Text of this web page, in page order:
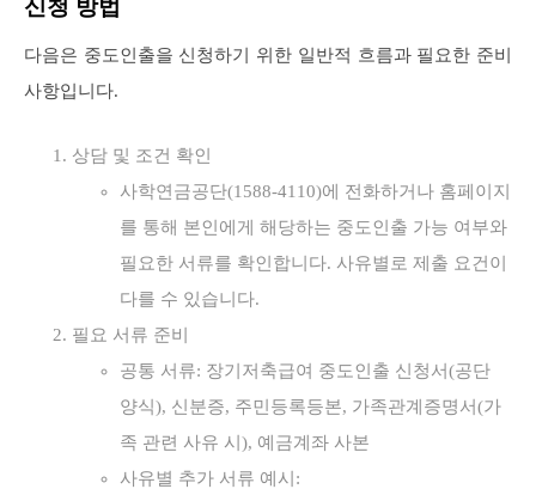
신청 방법
다음은 중도인출을 신청하기 위한 일반적 흐름과 필요한 준비
사항입니다.
상담 및 조건 확인
사학연금공단(1588-4110)에 전화하거나 홈페이지
를 통해 본인에게 해당하는 중도인출 가능 여부와
필요한 서류를 확인합니다. 사유별로 제출 요건이
다를 수 있습니다.
필요 서류 준비
공통 서류: 장기저축급여 중도인출 신청서(공단
양식), 신분증, 주민등록등본, 가족관계증명서(가
족 관련 사유 시), 예금계좌 사본
사유별 추가 서류 예시: